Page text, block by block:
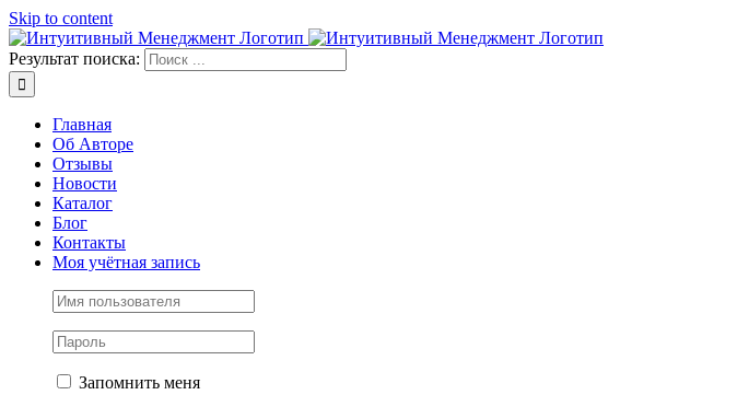
Skip to content
Результат поиска:
Главная
Об Авторе
Отзывы
Новости
Каталог
Блог
Контакты
Моя учётная запись
Запомнить меня